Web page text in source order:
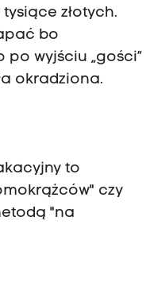
złotych.
bo
wyjściu „gości”
okradziona.
to
czy
"na